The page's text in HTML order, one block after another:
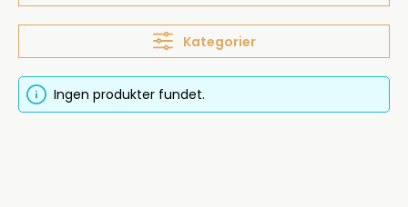
Kategorier
Ingen produkter fundet.